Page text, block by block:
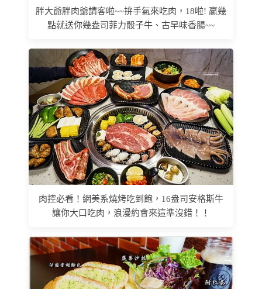
胖大爺胖肉爺請客啦~~拚手氣來吃肉，18啦! 贏幾
點就送你幾盎司菲力骰子牛、古早味香腸~~
肉控必看！網美系燒烤吃到飽，16盎司安格斯牛
讓你大口吃肉，浪漫約會來這準沒錯！！